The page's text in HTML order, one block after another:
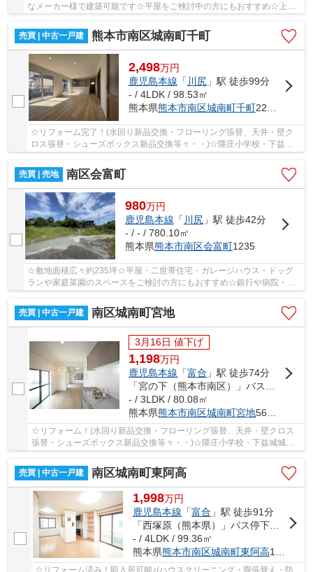
なメーカー様で建築可能です☆平屋をご検討中の方にもおすすめ☆上下
売買 | 中古一戸建
熊本市南区城南町千町
2,498万円
鹿児島本線 「 川尻」駅 徒歩99分
- / 4LDK / 98.53㎡
熊本県熊本市南区城南町千町2237-4
☆リフォーム完了！(水回り新品交換・フローリング張替、天井・壁ク
ロス張替・シューズボックス新品交換等々・・)☆隈庄小学校・下益城
売買 | 売地
南区会富町
980万円
鹿児島本線 「 川尻」駅 徒歩42分
- / - / 780.10㎡
熊本県熊本市南区会富町1235
☆敷地面積広々約235坪☆平屋・二世帯住宅・ガレージハウス・ドッグ
ランや家庭菜園のスペースをご検討の方にもおすすめ☆銀行や病院・支
売買 | 中古一戸建
南区城南町宮地
3月16日 値下げ
1,198万円
鹿児島本線 「富合 」駅 徒歩74分
- / 3LDK / 80.08㎡
熊本県熊本市南区城南町宮地565-31
☆リフォーム！(水回り新品交換・フローリング張替、天井・壁クロス
張替・シューズボックス新品交換等々・・)☆隈庄小学校・下益城城南
売買 | 中古一戸建
南区城南町東阿高
1,998万円
鹿児島本線 「富合 」駅 徒歩91分
「西塚原（熊本県）」バス停下車 徒歩1分
- / 4LDK / 99.36㎡
熊本県熊本市南区城南町東阿高176-6
☆リフォーム済み！即入居可能♪(ハウスクリーニング・畳張替え・防